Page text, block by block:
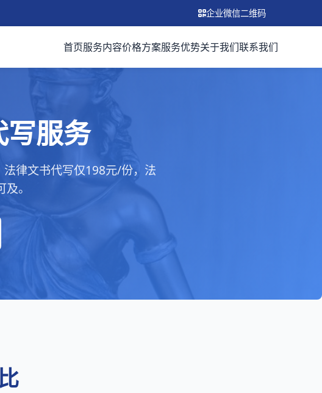
企业微信二维码
首页服务内容价格方案服务优势关于我们联系我们
服务
律文书代写仅198元/份，法
。